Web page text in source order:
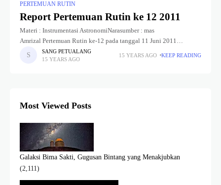
PERTEMUAN RUTIN
Report Pertemuan Rutin ke 12 2011
Materi : Instrumentasi AstronomiNarasumber : mas
Amrizal Pertemuan Rutin ke-12 pada tanggal 11 Juni 2011
menghadirkan senior HAAJ yang membawakan materi
Instrumentasi Astronomi. Mas Amrizal, begitu panggilan akrab di
SANG PETUALANG
15 YEARS AGO
15 YEARS AGO KEEP READING
Most Viewed Posts
Galaksi Bima Sakti, Gugusan Bintang yang Menakjubkan
(2,111)